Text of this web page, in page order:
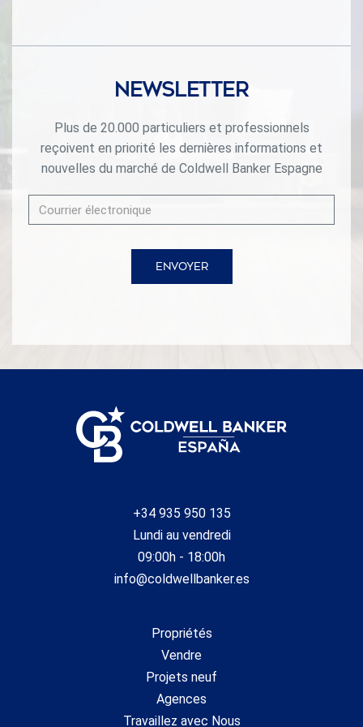
Newsletter
Plus de 20.000 particuliers et professionnels
reçoivent en priorité les dernières informations et
nouvelles du marché de Coldwell Banker Espagne
ENVOYER
+34 935 950 135
Lundi au vendredi
09:00h - 18:00h
info@coldwellbanker.es
Propriétés
Vendre
Projets neuf
Agences
Travaillez avec Nous